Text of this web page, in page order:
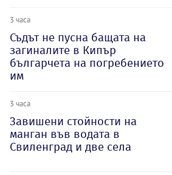
3 часа
Съдът не пусна бащата на
загиналите в Кипър
българчета на погребението
им
3 часа
Завишени стойности на
манган във водата в
Свиленград и две села